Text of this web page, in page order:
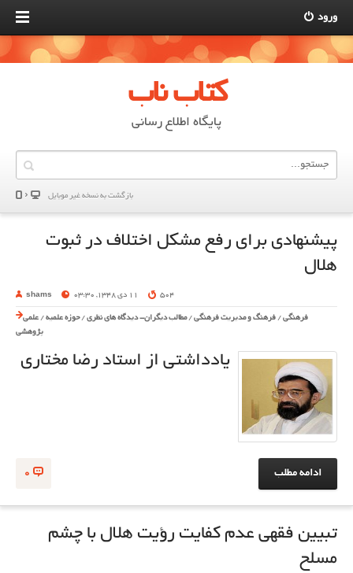
ورود
کتاب ناب
پایگاه اطلاع رسانی
بازگشت به نسخه غير موبایل
پیشنهادی برای رفع مشکل اختلاف در ثبوت
هلال
shams 11 دی 1348, 03:30 504
فرهنگی / فرهنگ و مدیریت فرهنگی /مطالب دیگران- دیدگاه های نظری /حوزه علمیه / علمی
پژوهشی
یادداشتی از استاد رضا مختاری
0 ادامه مطلب
تبیین فقهی عدم کفایت رؤیت هلال با چشم
مسلح